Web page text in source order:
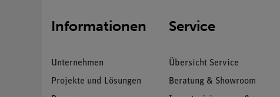
Informationen
Unternehmen
Projekte und Lösungen
Service
Übersicht Service
Beratung & Showroom